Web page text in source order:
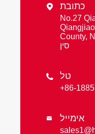
 כתובת
No.27
County,
סין
 טל
+86-
 אימייל